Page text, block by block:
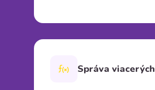
Správa